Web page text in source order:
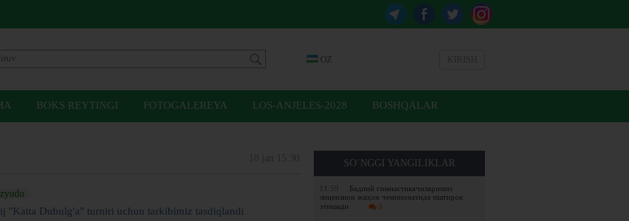
OZ
BOKS REYTINGI FOTOGALEREYA LOS-ANJELES-2028 BOSHQALAR
SO’NGGI YANGILIKLAR
11:59
Бадиий гимнастикачиларимиз
лицензион жаҳон чемпионатида иштирок
этишади
0
"Katta Dubulg'a" turniri uchun tarkibimiz tasdiqlandi